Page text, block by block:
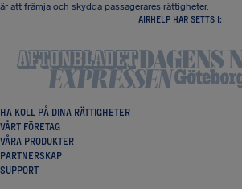
är att främja och skydda passagerares rättigheter.
AIRHELP HAR SETTS I:
HA KOLL PÅ DINA RÄTTIGHETER
VÅRT FÖRETAG
VÅRA PRODUKTER
PARTNERSKAP
SUPPORT